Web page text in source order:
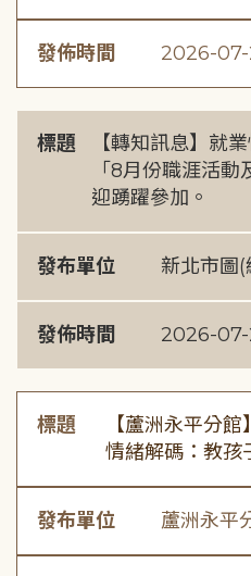
發佈時間 2026-
標題
【轉知訊息】就
「8月份職涯活
迎踴躍參加。
發布單位 新北市圖(
發佈時間 2026-
標題
【蘆洲永平分
情緒解碼：教孩
發布單位 蘆洲永平